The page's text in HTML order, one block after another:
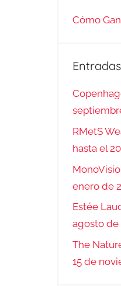
Cómo
RMetS
hasta el
enero de
Estée
agosto de
The
15 de